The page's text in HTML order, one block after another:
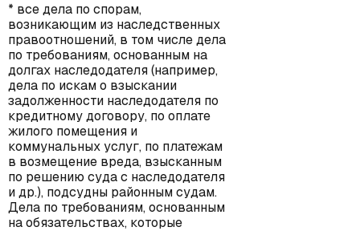
* все дела по спорам,
возникающим из наследственных
правоотношений, в том числе дела
по требованиям, основанным на
долгах наследодателя (например,
дела по искам о взыскании
задолженности наследодателя по
кредитному договору, по оплате
жилого помещения и
коммунальных услуг, по платежам
в возмещение вреда, взысканным
по решению суда с наследодателя
и др.), подсудны районным судам.
Дела по требованиям, основанным
на обязательствах, которые